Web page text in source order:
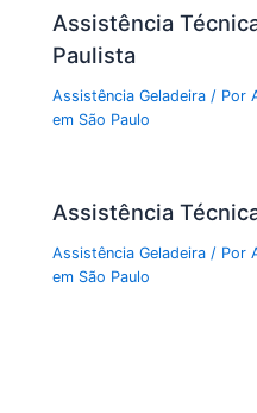
Assistência
Paulista
Assistência Geladeira / Por
em São Paulo
Assistência
Assistência Geladeira / Por
em São Paulo